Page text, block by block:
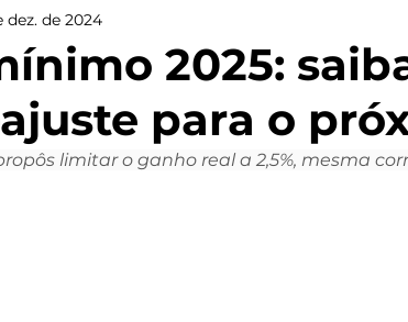
2025:
para o
dez. de 2024
limitar o ganho real a 2,5%, mesma